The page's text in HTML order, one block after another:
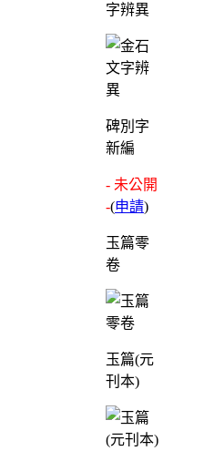
字辨異
碑別字
新編
- 未公開
-(申請)
玉篇零
卷
玉篇(元
刊本)